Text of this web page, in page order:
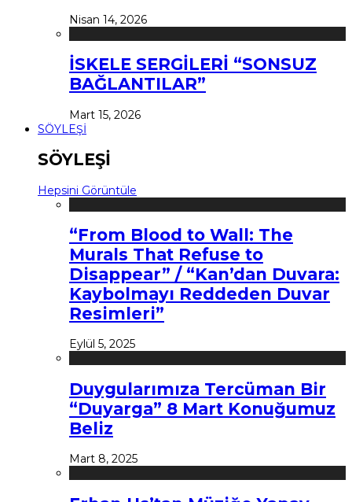
Nisan 14, 2026
İSKELE SERGİLERİ “SONSUZ
BAĞLANTILAR”
Mart 15, 2026
SÖYLEŞİ
SÖYLEŞİ
Hepsini Görüntüle
“From Blood to Wall: The
Murals That Refuse to
Disappear” / “Kan’dan Duvara:
Kaybolmayı Reddeden Duvar
Resimleri”
Eylül 5, 2025
Duygularımıza Tercüman Bir
“Duyarga” 8 Mart Konuğumuz
Beliz
Mart 8, 2025